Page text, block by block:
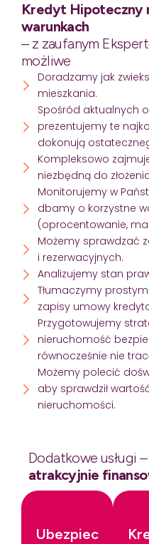
Kredyt Hipoteczny
warunkach
– z zaufanym
możliwe
Doradzamy jak
mieszkania.
Spośród aktualnych
prezentujemy te
dokonują
Kompleksowo
niezbędną do
Monitorujemy w
dbamy o korzystne
(oprocentowanie,
Możemy sprawdzać
i rezerwacyjnych.
Analizujemy stan
Tłumaczymy
zapisy umowy
Przygotowujemy
nieruchomość
równocześnie nie
Możemy polecić
aby sprawdził
nieruchomości.
Dodatkowe usługi –
atrakcyjnie
Ubezpieczenia